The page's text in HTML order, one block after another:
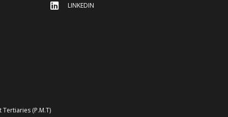
LINKEDIN
(P.M.T)